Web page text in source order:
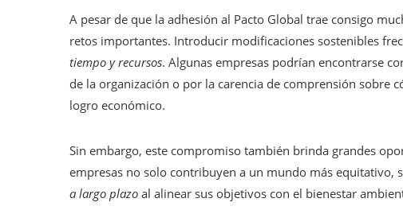
A pesar de que la adhesión al Pacto Global trae consigo
retos importantes. Introducir modificaciones sostenibles
tiempo y recursos. Algunas empresas podrían encontrarse
de la organización o por la carencia de comprensión sobre
logro económico.
Sin embargo, este compromiso también brinda grandes
empresas no solo contribuyen a un mundo más equitativo,
a largo plazo al alinear sus objetivos con el bienestar